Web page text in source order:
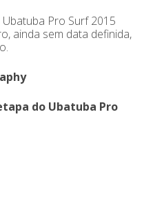
Pro Surf 2015
ainda sem data definida,
do Ubatuba Pro